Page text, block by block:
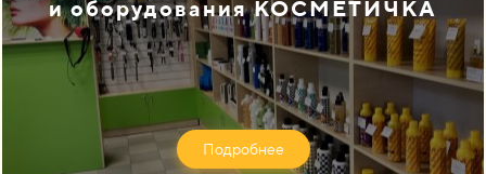
и оборудования КОСМЕТИЧКА
Подробнее